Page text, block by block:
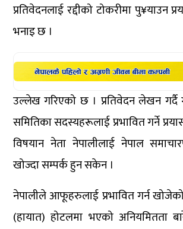
प्रतिवेदनलाई रद्दीको टोकरीमा पु¥याउन
भनाइ छ ।
उल्लेख गरिएको छ । प्रतिवेदन लेखन गर्दै
समितिका सदस्यहरूलाई प्रभावित गर्ने
विषयान नेता नेपालीलाई नेपाल
खोज्दा सम्पर्क हुन सकेन ।
नेपालीले आफूहरुलाई प्रभावित गर्न खोजेको
(हायात) होटलमा भएको अनियमितता